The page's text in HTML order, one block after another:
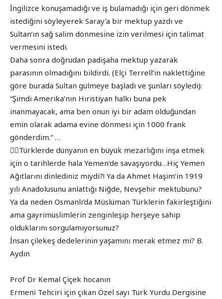
İngilizce konuşamadığı ve iş bulamadığı için geri dönmek
istediğini söyleyerek Saray’a bir mektup yazdı ve
Sultan’ın sağ salim dönmesine izin verilmesi için talimat
vermesini istedi.
Daha sonra doğrudan padişaha mektup yazarak
parasının olmadığını bildirdi. (Elçi Terrell’in naklettiğine
göre burada Sultan gülmeye başladı ve şunları söyledi):
“Şimdi Amerika’nın Hıristiyan halkı buna pek
inanmayacak, ama ben onun iyi bir adam olduğundan
emin olarak adama evine dönmesi için 1000 frank
gönderdim.” …
👉🏾Türklerde dünyanın en büyük mezarlığını inşa etmek
için o tarihlerde hala Yemen’de savaşıyordu…Hiç Yemen
Ağıtlarını dinlediniz miydi?! Ya da Ahmet Haşim’in 1919
yılı Anadolusunu anlattığı Niğde, Nevşehir mektubunu?
Ya da neden Osmanlı’da Müslüman Türklerin fakirleştiğini
ama gayrimüslimlerin zenginleşip herşeye sahip
olduklarını sorgulamıyorsunuz?
İnsan çilekeş dedelerinin yaşamını merak etmez mi? B.
Aydın
Prof Dr Kemal Çiçek hocanın
Ermeni Tehciri için çıkan Özel sayı Türk Yurdu Dergisine